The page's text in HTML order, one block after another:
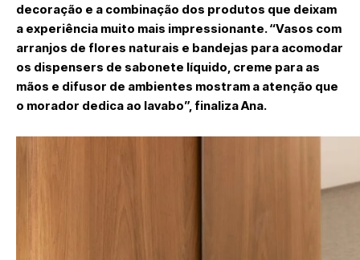
decoração e a combinação dos produtos que deixam
a experiência muito mais impressionante. “Vasos com
arranjos de flores naturais e bandejas para acomodar
os dispensers de sabonete líquido, creme para as
mãos e difusor de ambientes mostram a atenção que
o morador dedica ao lavabo”, finaliza Ana.